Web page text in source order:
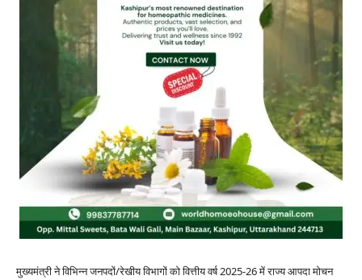
मुख्यमंत्री ने विभिन्न जनपदों/रेखीय विभागों को वित्तीय वर्ष 2025-26 में राज्य आपदा मोचन